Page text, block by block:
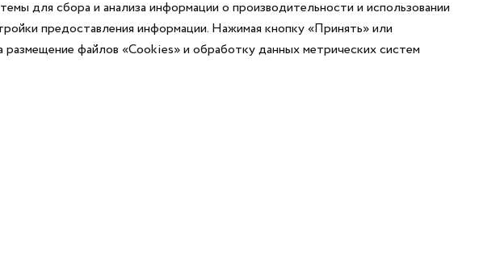
для сбора и анализа информации о производительности и использовании
предоставления информации. Нажимая кнопку «Принять» или
размещение файлов «Cookies» и обработку данных метрических систем